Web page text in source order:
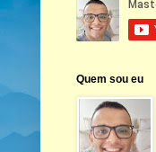
Quem sou eu